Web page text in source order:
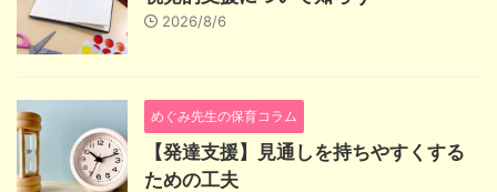
2026/8/6
めぐみ先生の保育コラム
【発達支援】見通しを持ちやすくする
ための工夫